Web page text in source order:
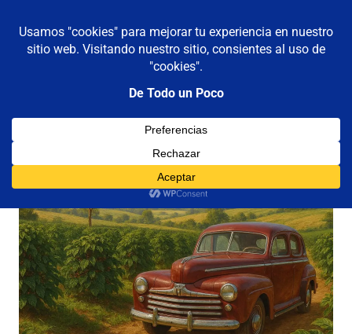
contenido
De todo un poco
Reflexiones,
Viajes
MENÚ